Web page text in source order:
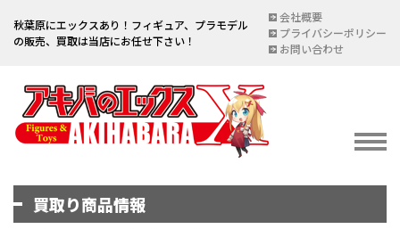
秋葉原にエックスあり！フィギュア、プラモデル
の販売、買取は当店にお任せ下さい！
会社概要
プライバシーポリシー
お問い合わせ
イベント情報
買取り商品情報